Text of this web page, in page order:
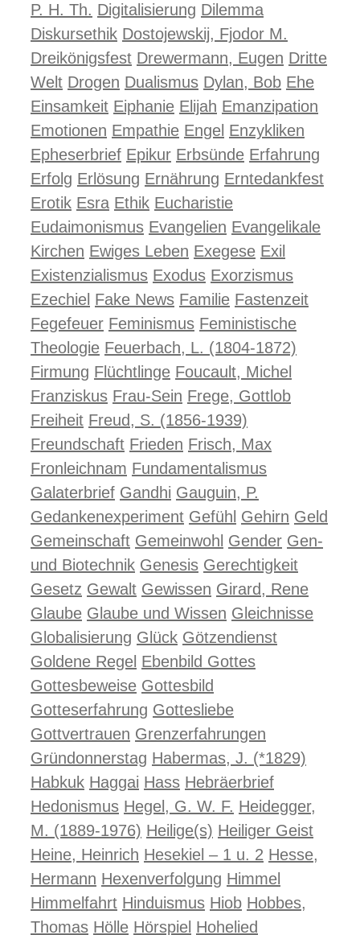
P. H. Th. Digitalisierung Dilemma
Diskursethik Dostojewskij, Fjodor M.
Dreikönigsfest Drewermann, Eugen Dritte
Welt Drogen Dualismus Dylan, Bob Ehe
Einsamkeit Eiphanie Elijah Emanzipation
Emotionen Empathie Engel Enzykliken
Epheserbrief Epikur Erbsünde Erfahrung
Erfolg Erlösung Ernährung Erntedankfest
Erotik Esra Ethik Eucharistie
Eudaimonismus Evangelien Evangelikale
Kirchen Ewiges Leben Exegese Exil
Existenzialismus Exodus Exorzismus
Ezechiel Fake News Familie Fastenzeit
Fegefeuer Feminismus Feministische
Theologie Feuerbach, L. (1804-1872)
Firmung Flüchtlinge Foucault, Michel
Franziskus Frau-Sein Frege, Gottlob
Freiheit Freud, S. (1856-1939)
Freundschaft Frieden Frisch, Max
Fronleichnam Fundamentalismus
Galaterbrief Gandhi Gauguin, P.
Gedankenexperiment Gefühl Gehirn Geld
Gemeinschaft Gemeinwohl Gender Gen-
und Biotechnik Genesis Gerechtigkeit
Gesetz Gewalt Gewissen Girard, Rene
Glaube Glaube und Wissen Gleichnisse
Globalisierung Glück Götzendienst
Goldene Regel Ebenbild Gottes
Gottesbeweise Gottesbild
Gotteserfahrung Gottesliebe
Gottvertrauen Grenzerfahrungen
Gründonnerstag Habermas, J. (*1829)
Habkuk Haggai Hass Hebräerbrief
Hedonismus Hegel, G. W. F. Heidegger,
M. (1889-1976) Heilige(s) Heiliger Geist
Heine, Heinrich Hesekiel – 1 u. 2 Hesse,
Hermann Hexenverfolgung Himmel
Himmelfahrt Hinduismus Hiob Hobbes,
Thomas Hölle Hörspiel Hohelied